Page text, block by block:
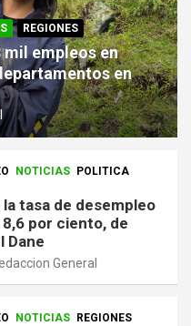
REGIONES
empleos en
en
NOTICIAS POLITICA
la tasa de desempleo
por ciento, de
Dane
General
NOTICIAS REGIONES